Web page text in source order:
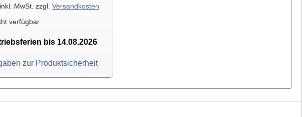
Aufgrund des
Aufbaus lässt sich
Form bringen und
Position. Das
bietet eine
Filterfläche für lange
sowie 3 separat
MwSt. zzgl. Versandkosten
verfügbar
bis 14.08.2026
zur Produktsicherheit